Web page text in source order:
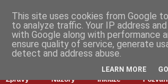
Zprávy Názory Inkluze
This site uses cookies from Google
to analyze traffic. Your IP address
with Google along with performance
ensure quality of service, generate
detect and address abuse.
LEARN MORE